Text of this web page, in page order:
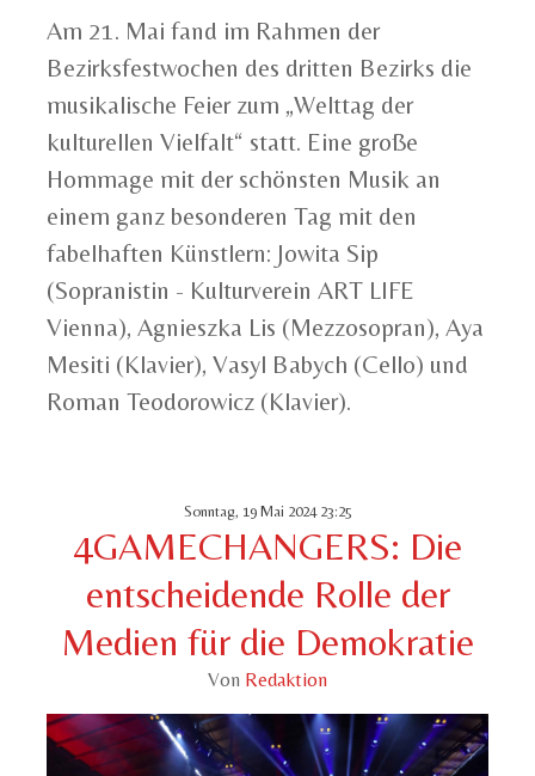
Am 21. Mai fand im Rahmen der
Bezirksfestwochen des dritten Bezirks die
musikalische Feier zum „Welttag der
kulturellen Vielfalt“ statt. Eine große
Hommage mit der schönsten Musik an
einem ganz besonderen Tag mit den
fabelhaften Künstlern: Jowita Sip
(Sopranistin - Kulturverein ART LIFE
Vienna), Agnieszka Lis (Mezzosopran), Aya
Mesiti (Klavier), Vasyl Babych (Cello) und
Roman Teodorowicz (Klavier).
Sonntag, 19 Mai 2024 23:25
4GAMECHANGERS: Die
entscheidende Rolle der
Medien für die Demokratie
Von Redaktion